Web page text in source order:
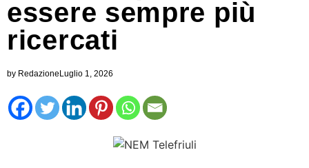
essere sempre più
ricercati
by Redazione Luglio 1, 2026